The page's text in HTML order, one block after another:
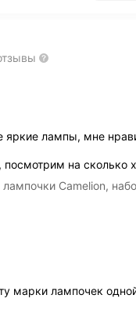
яркие лампы, мне
посмотрим на сколько
Camelion,
марки лампочек